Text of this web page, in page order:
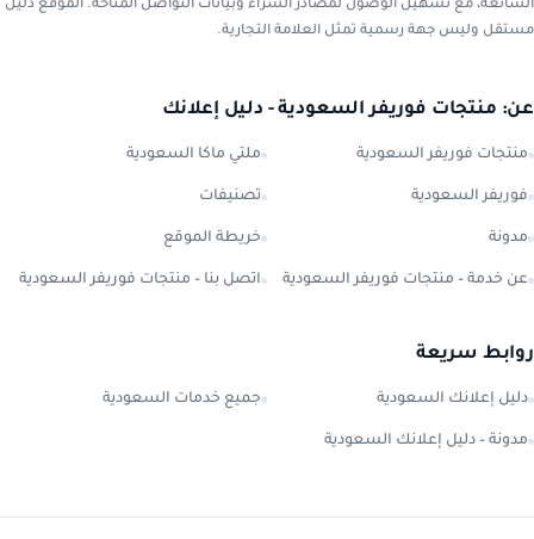
الشائعة، مع تسهيل الوصول لمصادر الشراء وبيانات التواصل المتاحة. الموقع دليل
مستقل وليس جهة رسمية تمثل العلامة التجارية.
عن: منتجات فوريفر السعودية - دليل إعلانك
منتجات فوريفر السعودية ملتي ماكا السعودية
فوريفر السعودية تصنيفات
مدونة خريطة الموقع
عن خدمة – منتجات فوريفر السعودية اتصل بنا – منتجات فوريفر السعودية
روابط سريعة
دليل إعلانك السعودية جميع خدمات السعودية
مدونة – دليل إعلانك السعودية